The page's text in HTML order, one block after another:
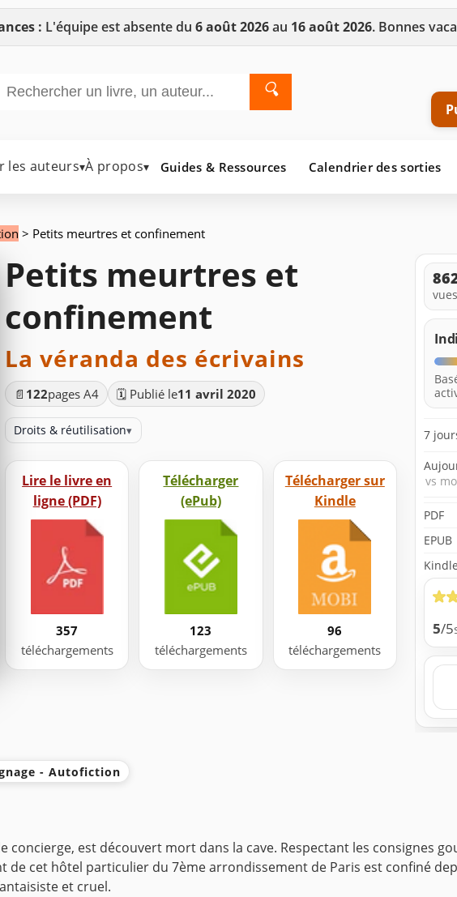
: L'équipe est absente du 6 août 2026au 16 août 2026. Bonnes
🔍
les auteurs▾À propos▾ Guides & Ressources Calendrier des sorties
> Petits meurtres et confinement
Petits meurtres et
confinement
La véranda des écrivains
📄 122pages A4 🗓️ Publié le11 avril 2020
Droits & réutilisation▾
Lire le livre en
ligne (PDF)
357
téléchargements
Télécharger
(ePub)
123
téléchargements
Télécharger sur
Kindle
96
téléchargements
vues
7
vs
PDF
EPUB
5/5
- Autofiction
concierge, est découvert mort dans la cave. Respectant les consignes
cet hôtel particulier du 7ème arrondissement de Paris est confiné
et cruel.